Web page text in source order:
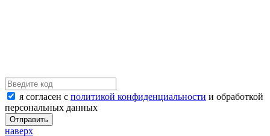
я согласен с политикой конфиденциальности и обработкой
персональных данных
наверх